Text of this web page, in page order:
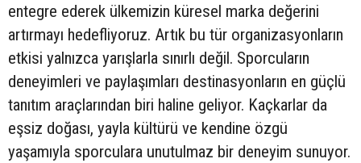
entegre ederek ülkemizin küresel marka değerini
artırmayı hedefliyoruz. Artık bu tür organizasyonların
etkisi yalnızca yarışlarla sınırlı değil. Sporcuların
deneyimleri ve paylaşımları destinasyonların en güçlü
tanıtım araçlarından biri haline geliyor. Kaçkarlar da
eşsiz doğası, yayla kültürü ve kendine özgü
yaşamıyla sporculara unutulmaz bir deneyim sunuyor.